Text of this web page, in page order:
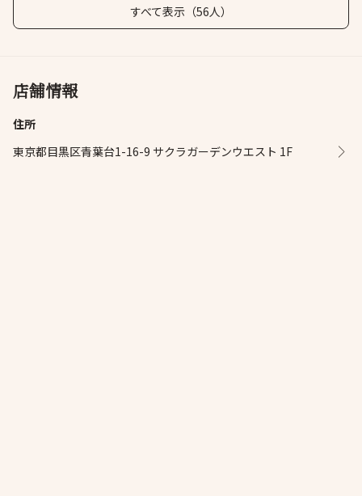
すべて表示（56人）
店舗情報
住所
東京都目黒区青葉台1-16-9 サクラガーデンウエスト 1F